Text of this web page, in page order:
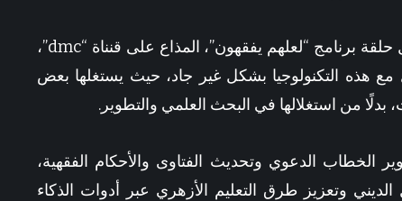
وقال عضو المجلس الأعلى للشئون الإسلامية، خلال حلقة برنامج “لعلهم يفقهون”، المذاع على قنناة “dmc”،
هذه التكنولوجيا بشكل غير جاد، حيث يستغلها بعض
من استغلالها في البحث العلمي والتطوير.
الخطاب الدعوي وتحديث الفتاوى والأحكام الفقهية،
وتعزيز طرق التعليم الأزهري عبر أدوات الذكاء